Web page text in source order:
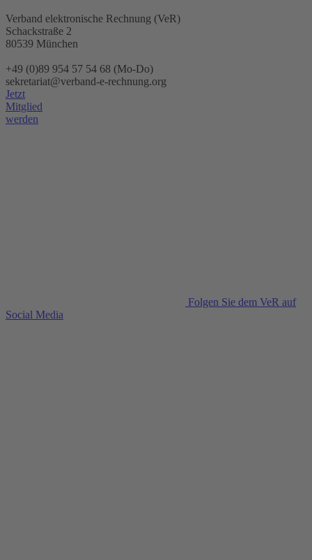
Verband elektronische Rechnung (VeR)
Schackstraße 2
80539 München
+49 (0)89 954 57 54 68 (Mo-Do)
sekretariat@verband-e-rechnung.org
Jetzt
Mitglied
werden
Folgen Sie dem VeR auf
Social Media